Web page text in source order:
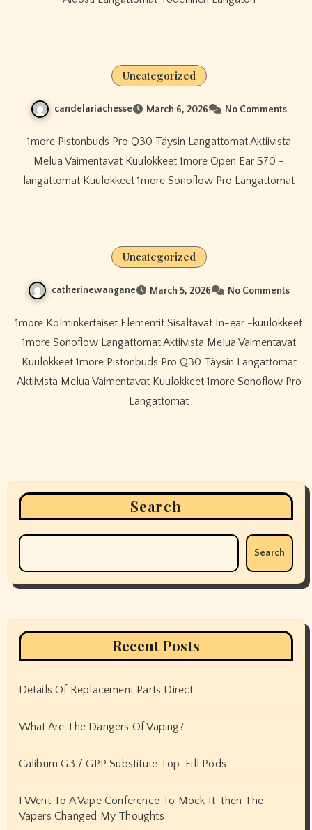
Uncategorized
candelariachesse March 6, 2026 No Comments
1more Pistonbuds Pro Q30 Täysin Langattomat Aktiivista
Melua Vaimentavat Kuulokkeet 1more Open Ear S70 -
langattomat Kuulokkeet 1more Sonoflow Pro Langattomat
Uncategorized
catherinewangane March 5, 2026 No Comments
1more Kolminkertaiset Elementit Sisältävät In-ear -kuulokkeet
1more Sonoflow Langattomat Aktiivista Melua Vaimentavat
Kuulokkeet 1more Pistonbuds Pro Q30 Täysin Langattomat
Aktiivista Melua Vaimentavat Kuulokkeet 1more Sonoflow Pro
Langattomat
Search
Search
Recent Posts
Details Of Replacement Parts Direct
What Are The Dangers Of Vaping?
Caliburn G3 / GPP Substitute Top-Fill Pods
I Went To A Vape Conference To Mock It-then The
Vapers Changed My Thoughts